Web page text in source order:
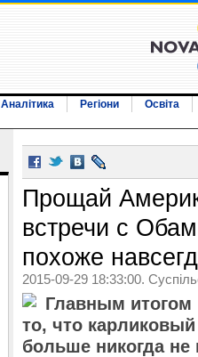
Аналітика Регіони
Освіта
Прощай
встречи с
похоже
2015-09-29 18:33:00.
Главным итогом
то, что
больше никогда не